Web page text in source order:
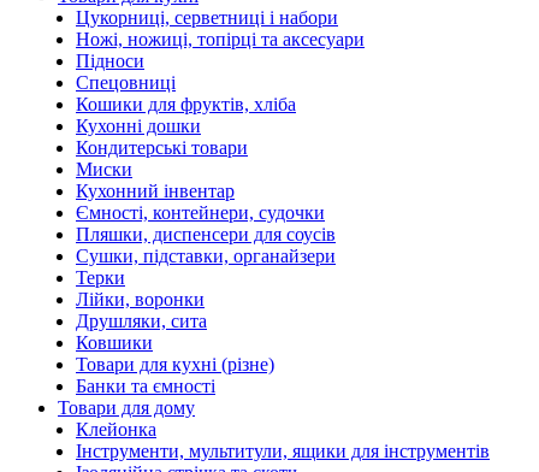
Цукорниці, серветниці і набори
Ножі, ножиці, топірці та аксесуари
Підноси
Спецовниці
Кошики для фруктів, хліба
Кухонні дошки
Кондитерські товари
Миски
Кухонний інвентар
Ємності, контейнери, судочки
Пляшки, диспенсери для соусів
Сушки, підставки, органайзери
Терки
Лійки, воронки
Друшляки, сита
Ковшики
Товари для кухні (різне)
Банки та ємності
Товари для дому
Клейонка
Інструменти, мультитули, ящики для інструментів